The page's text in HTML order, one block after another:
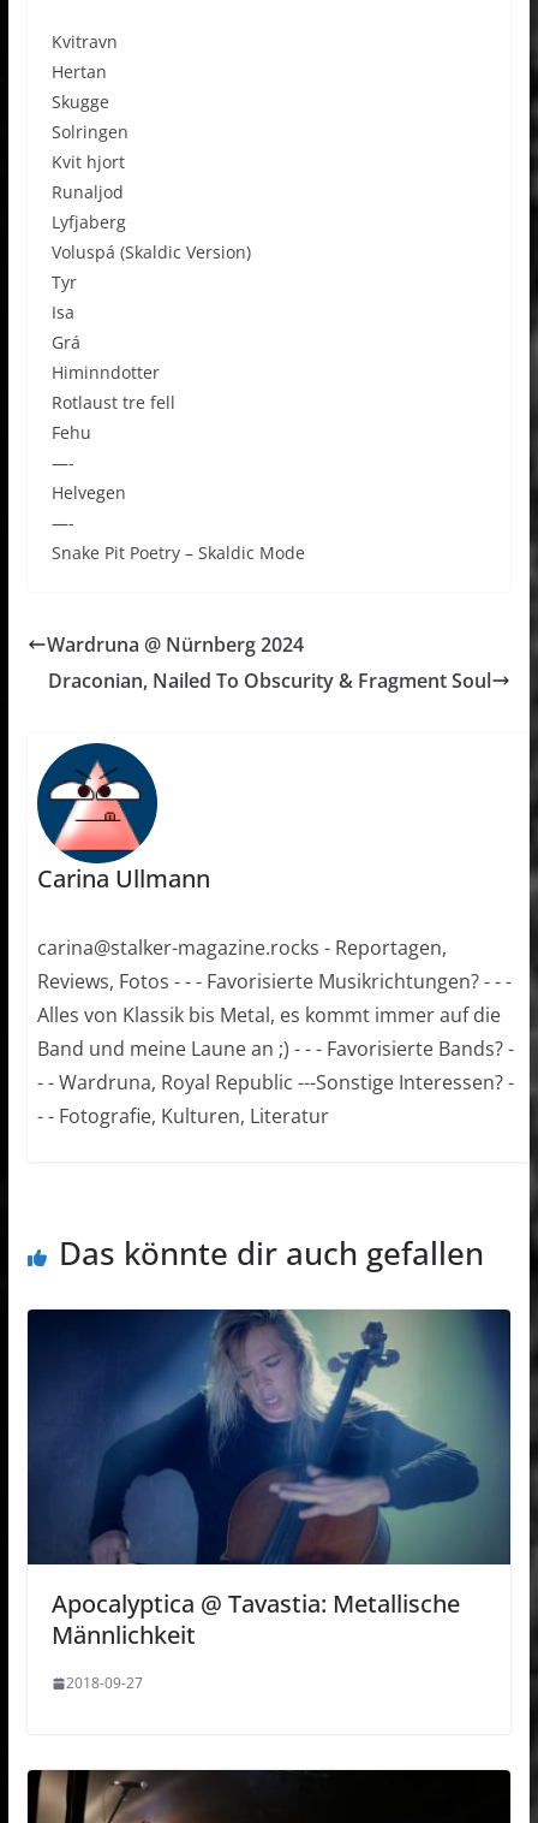
Kvitravn
Hertan
Skugge
Solringen
Kvit hjort
Runaljod
Lyfjaberg
Voluspá (Skaldic Version)
Tyr
Isa
Grá
Himinndotter
Rotlaust tre fell
Fehu
—-
Helvegen
—-
Snake Pit Poetry – Skaldic Mode
Wardruna @ Nürnberg 2024
Draconian, Nailed To Obscurity & Fragment Soul
Carina Ullmann
carina@stalker-magazine.rocks - Reportagen,
Reviews, Fotos - - - Favorisierte Musikrichtungen? - - -
Alles von Klassik bis Metal, es kommt immer auf die
Band und meine Laune an ;) - - - Favorisierte Bands? -
- - Wardruna, Royal Republic ---Sonstige Interessen? -
- - Fotografie, Kulturen, Literatur
Das könnte dir auch gefallen
Apocalyptica @ Tavastia: Metallische
Männlichkeit
2018-09-27